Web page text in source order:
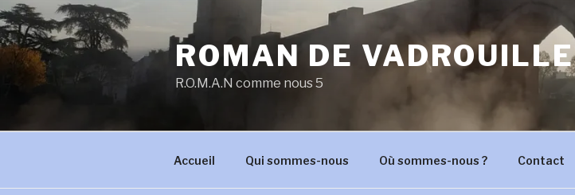
Aller
au
contenu
principal
ROMAN DE VADROUILLE
R.O.M.A.N comme nous 5
Accueil Qui sommes-nous Où sommes-nous ? Contact